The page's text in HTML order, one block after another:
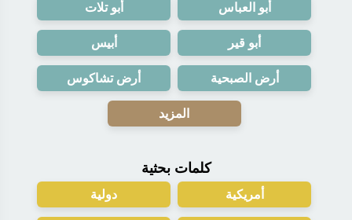
أبو العباس أبو تلات
أبو قير أبيس
أرض الصبحية أرض تشاكوس
المزيد
كلمات بحثية
أمريكية دولية